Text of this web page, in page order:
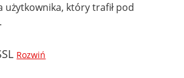
użytkownika, który trafił pod
Rozwiń